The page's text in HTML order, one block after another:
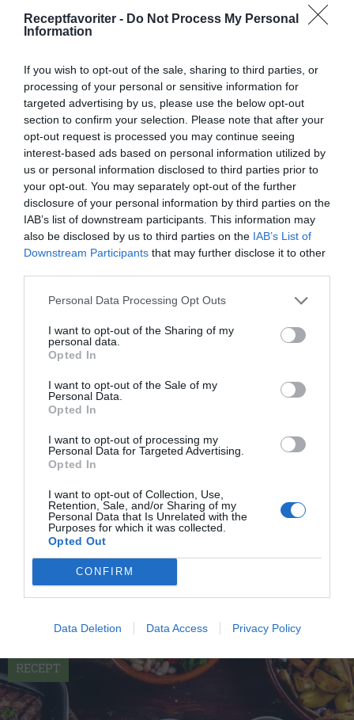
Receptfavoriter - Do Not Process My Personal
Information
If you wish to opt-out of the sale, sharing to third parties, or
processing of your personal or sensitive information for
targeted advertising by us, please use the below opt-out
section to confirm your selection. Please note that after your
opt-out request is processed you may continue seeing
interest-based ads based on personal information utilized by
us or personal information disclosed to third parties prior to
your opt-out. You may separately opt-out of the further
disclosure of your personal information by third parties on the
IAB’s list of downstream participants. This information may
also be disclosed by us to third parties on the IAB’s List of
Downstream Participants that may further disclose it to other
Personal Data Processing Opt Outs
I want to opt-out of the Sharing of my
personal data.
Opted In
I want to opt-out of the Sale of my
Personal Data.
Opted In
I want to opt-out of processing my
Personal Data for Targeted Advertising.
Opted In
I want to opt-out of Collection, Use,
Retention, Sale, and/or Sharing of my
Personal Data that Is Unrelated with the
Purposes for which it was collected.
Opted Out
CONFIRM
Data Deletion Data Access Privacy Policy
Grillspett med grytbitar
Grillspett med grytbitar av innanlår eller annat
mört nötkött som entrecote, rostas, oxfilé eller...
Grillspett med lövbiff
Grillspett med bitar av lövbiff fyllda med fetaost,
rullade och skärna i bitar och trädda på spett...
RECEPT